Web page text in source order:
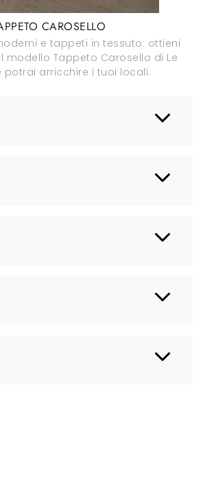
CAROSELLO
e tappeti in tessuto: ottieni
modello Tappeto Carosello di Le
potrai arricchire i tuoi locali.